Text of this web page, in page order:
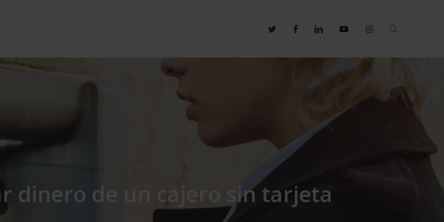
twitter facebooklinkedin youtube instagram
dinero de un cajero sin tarjeta